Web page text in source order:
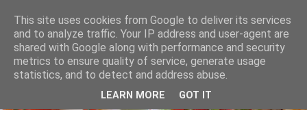
This site uses cookies from Google to deliver its services
and to analyze traffic. Your IP address and user-agent are
shared with Google along with performance and security
metrics to ensure quality of service, generate usage
statistics, and to detect and address abuse.
LEARN MORE GOT IT